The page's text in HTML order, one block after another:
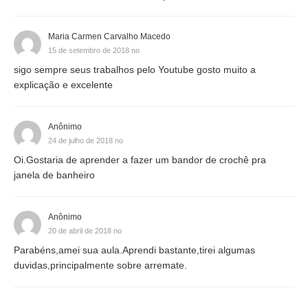
Maria Carmen Carvalho Macedo
15 de setembro de 2018 no
sigo sempre seus trabalhos pelo Youtube gosto muito a
explicação e excelente
Anônimo
24 de julho de 2018 no
Oi.Gostaria de aprender a fazer um bandor de crochê pra
janela de banheiro
Anônimo
20 de abril de 2018 no
Parabéns,amei sua aula.Aprendi bastante,tirei algumas
duvidas,principalmente sobre arremate.